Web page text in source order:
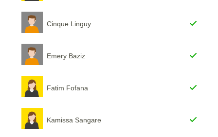
Cinque Linguy
Emery Baziz
Fatim Fofana
Kamissa Sangare